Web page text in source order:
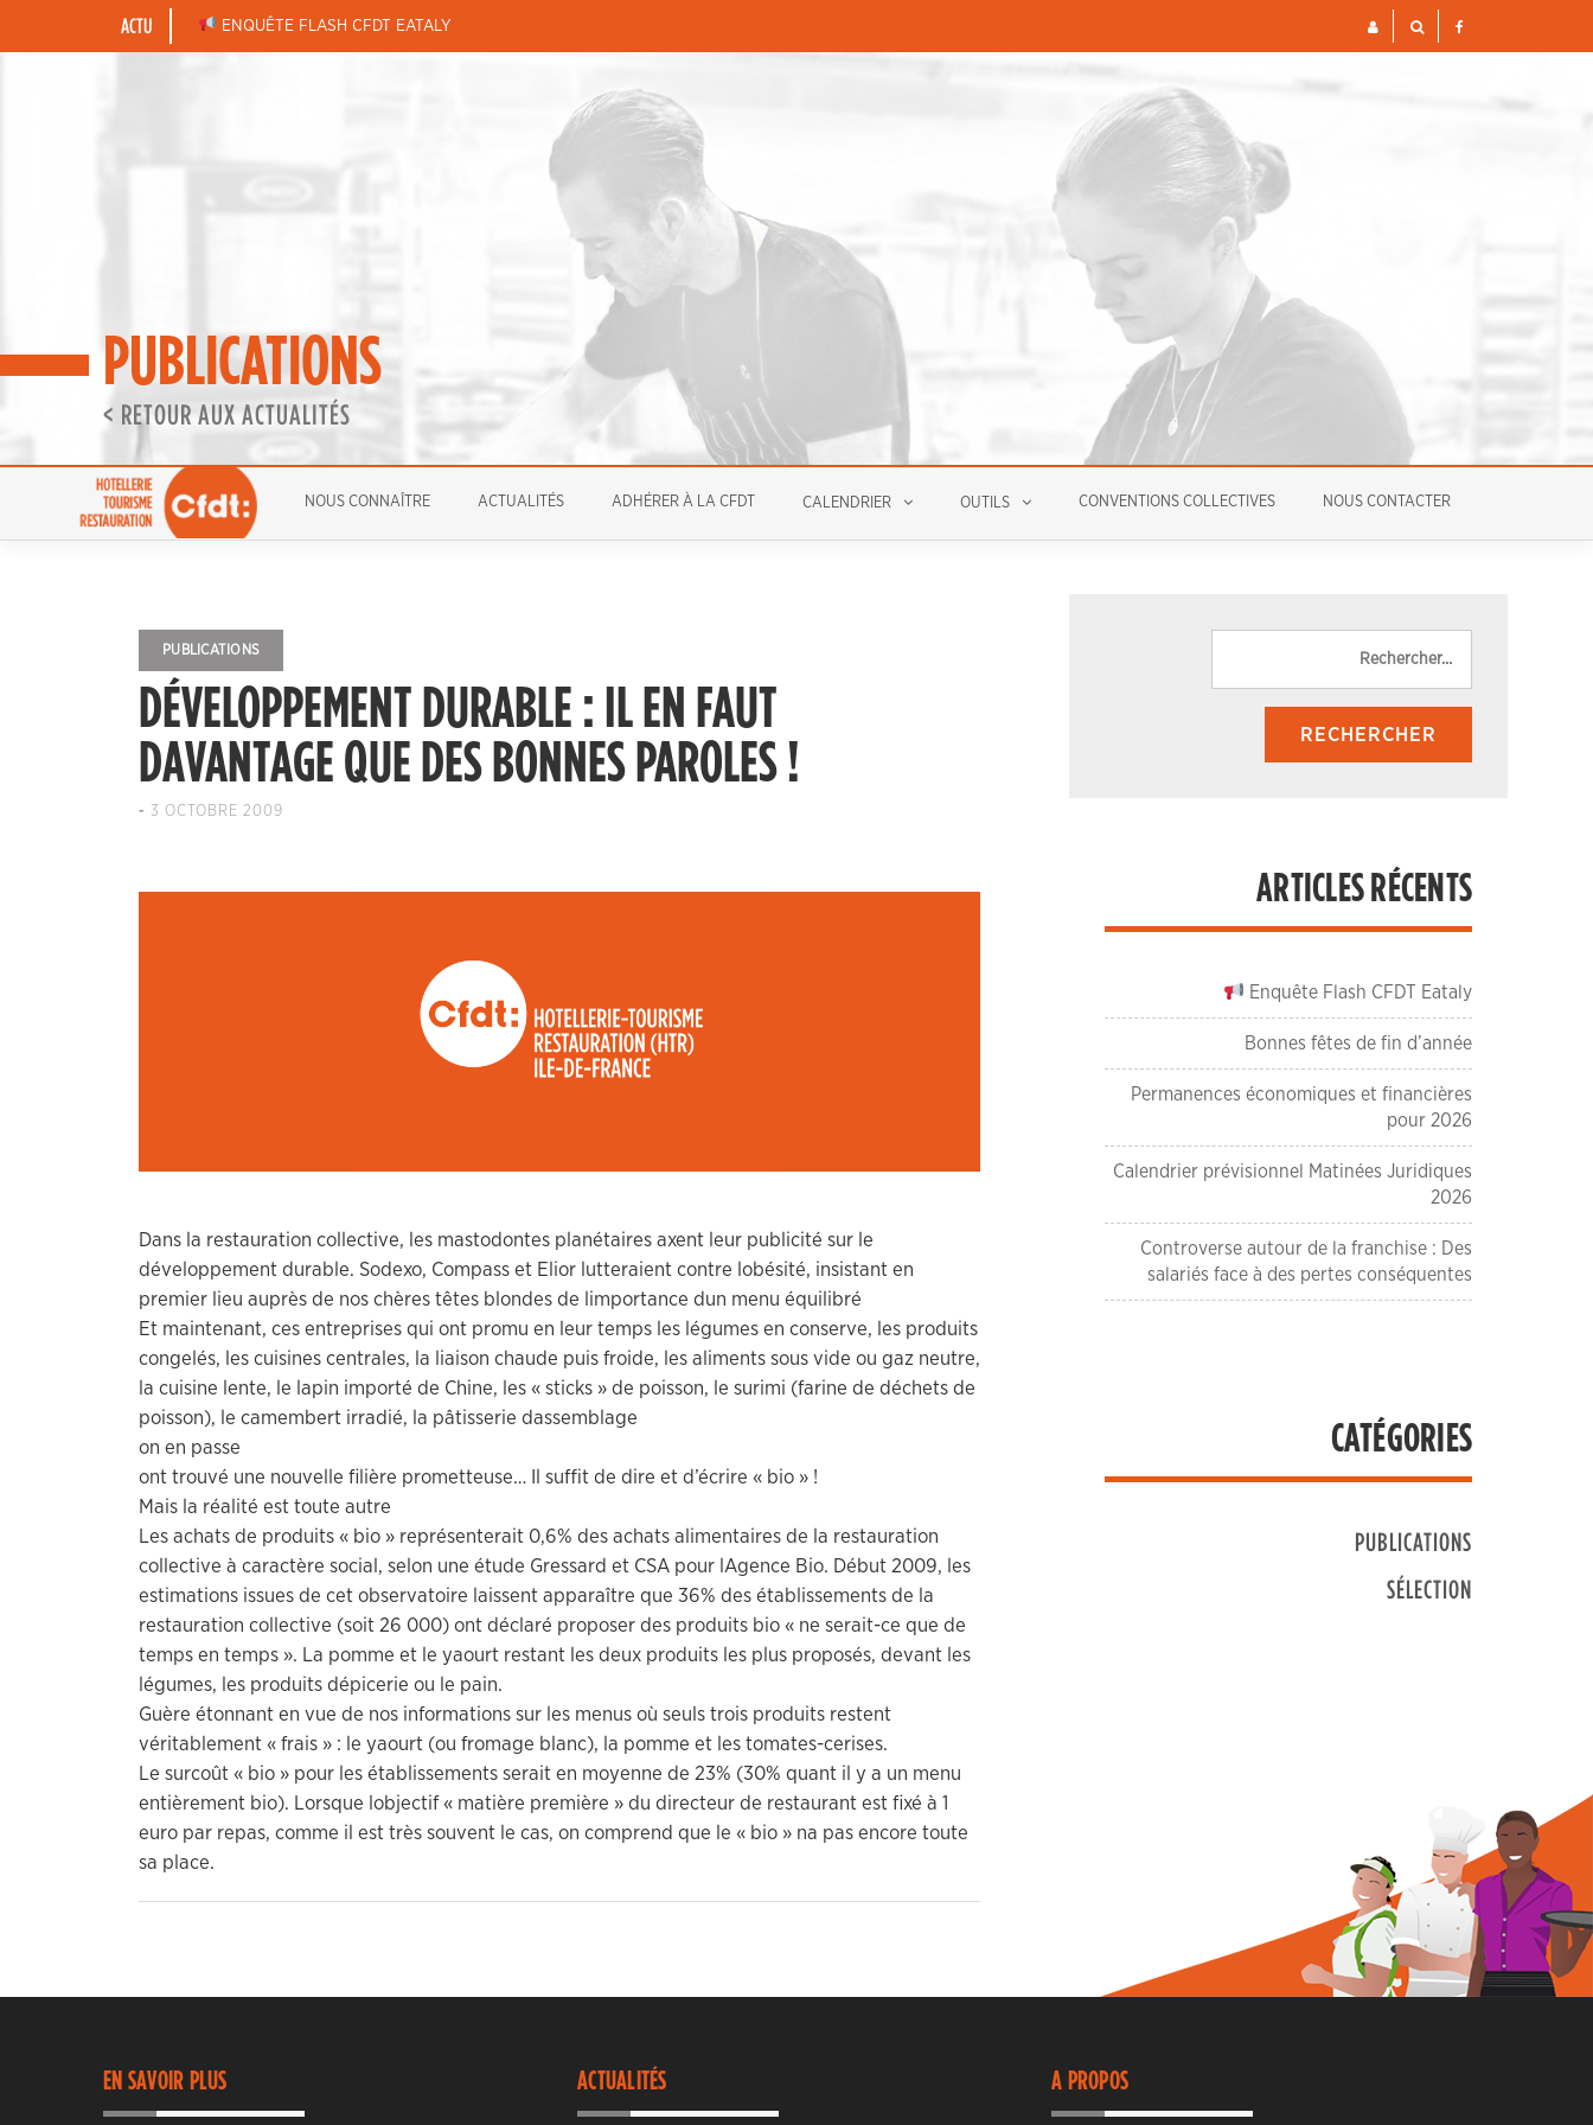
to
ACTU ENQUÊTE FLASH CFDT EATALY
BONNES FÊTES DE FIN D’ANNÉE
PUBLICATIONS
< RETOUR AUX ACTUALITÉS
NOUS CONNAÎTRE ACTUALITÉS ADHÉRER À LA CFDT CALENDRIER OUTILS CONVENTIONS COLLECTIVES NOUS CONTACTER
PUBLICATIONS
DÉVELOPPEMENT DURABLE : IL EN FAUT
DAVANTAGE QUE DES BONNES PAROLES !
- 3 OCTOBRE 2009
Dans la restauration collective, les mastodontes planétaires axent leur publicité sur le
développement durable. Sodexo, Compass et Elior lutteraient contre lobésité, insistant en
premier lieu auprès de nos chères têtes blondes de limportance dun menu équilibré
Et maintenant, ces entreprises qui ont promu en leur temps les légumes en conserve, les produits
congelés, les cuisines centrales, la liaison chaude puis froide, les aliments sous vide ou gaz neutre,
la cuisine lente, le lapin importé de Chine, les « sticks » de poisson, le surimi (farine de déchets de
poisson), le camembert irradié, la pâtisserie dassemblage
on en passe
ont trouvé une nouvelle filière prometteuse… Il suffit de dire et d’écrire « bio » !
Mais la réalité est toute autre
Les achats de produits « bio » représenterait 0,6% des achats alimentaires de la restauration
collective à caractère social, selon une étude Gressard et CSA pour lAgence Bio. Début 2009, les
estimations issues de cet observatoire laissent apparaître que 36% des établissements de la
restauration collective (soit 26 000) ont déclaré proposer des produits bio « ne serait-ce que de
temps en temps ». La pomme et le yaourt restant les deux produits les plus proposés, devant les
légumes, les produits dépicerie ou le pain.
Guère étonnant en vue de nos informations sur les menus où seuls trois produits restent
véritablement « frais » : le yaourt (ou fromage blanc), la pomme et les tomates-cerises.
Le surcoût « bio » pour les établissements serait en moyenne de 23% (30% quant il y a un menu
entièrement bio). Lorsque lobjectif « matière première » du directeur de restaurant est fixé à 1
euro par repas, comme il est très souvent le cas, on comprend que le « bio » na pas encore toute
sa place.
ARTICLES RÉCENTS
Enquête Flash CFDT Eataly
Bonnes fêtes de fin d’année
Permanences économiques et financières
pour 2026
Calendrier prévisionnel Matinées Juridiques
2026
Controverse autour de la franchise : Des
salariés face à des pertes conséquentes
CATÉGORIES
PUBLICATIONS
SÉLECTION
EN SAVOIR PLUS ACTUALITÉS A PROPOS